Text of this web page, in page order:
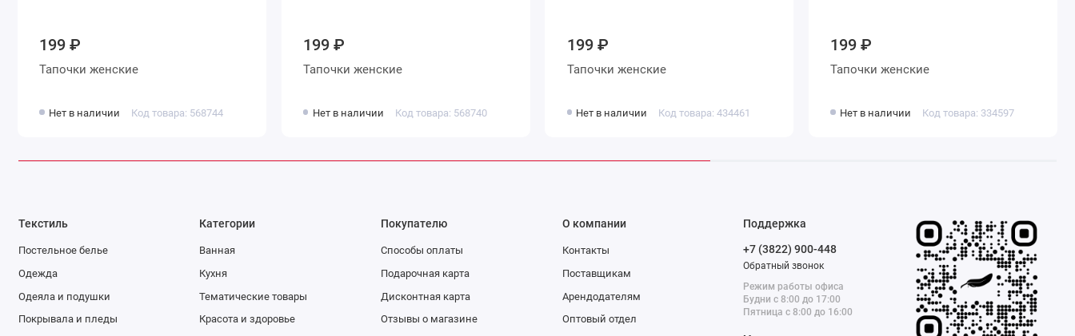
199 ₽
Тапочки женские
Нет в наличии Код товара: 568744
199 ₽
Тапочки женские
Нет в наличии Код товара: 568740
199 ₽
Тапочки женские
Нет в наличии Код товара: 434461
199 ₽
Тапочки женские
Нет в наличии Код товара: 334597
Текстиль
Постельное белье
Одежда
Одеяла и подушки
Покрывала и пледы
Категории
Ванная
Кухня
Тематические товары
Красота и здоровье
Покупателю
Способы оплаты
Подарочная карта
Дисконтная карта
Отзывы о магазине
О компании
Контакты
Поставщикам
Арендодателям
Оптовый отдел
Поддержка
+7 (3822) 900-448
Обратный звонок
Режим работы офиса
Будни с 8:00 до 17:00
Пятница с 8:00 до 16:00